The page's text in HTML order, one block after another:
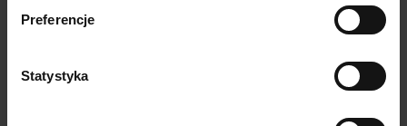
Preferencje
Statystyka